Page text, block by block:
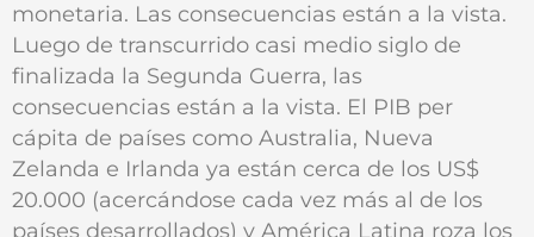
monetaria. Las consecuencias están a la vista.
Luego de transcurrido casi medio siglo de
finalizada la Segunda Guerra, las
consecuencias están a la vista. El PIB per
cápita de países como Australia, Nueva
Zelanda e Irlanda ya están cerca de los US$
20.000 (acercándose cada vez más al de los
países desarrollados) y América Latina roza los